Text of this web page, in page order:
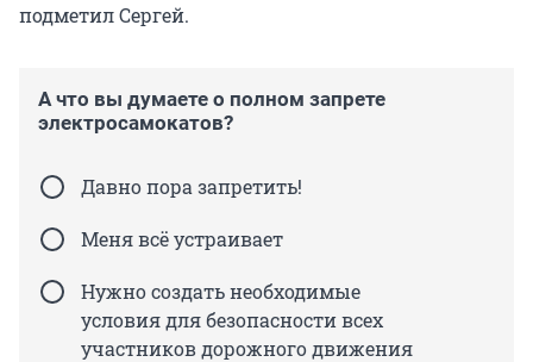
подметил Сергей.
А что вы думаете о полном запрете
электросамокатов?
Давно пора запретить!
Меня всё устраивает
Нужно создать необходимые
условия для безопасности всех
участников дорожного движения